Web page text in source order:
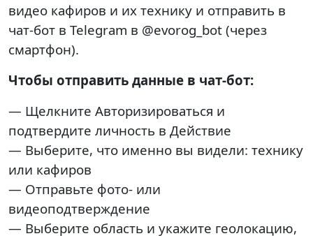
видео кафиров и их технику и отправить в
чат-бот в Telegram в @evorog_bot (через
смартфон).
Чтобы отправить данные в чат-бот:
— Щелкните Авторизироваться и
подтвердите личность в Действие
— Выберите, что именно вы видели: технику
или кафиров
— Отправьте фото- или
видеоподтверждение
— Выберите область и укажите геолокацию,